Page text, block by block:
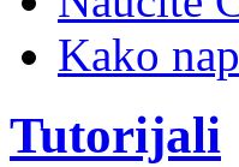
Kako
Tutorijali